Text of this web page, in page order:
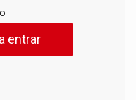
entrar